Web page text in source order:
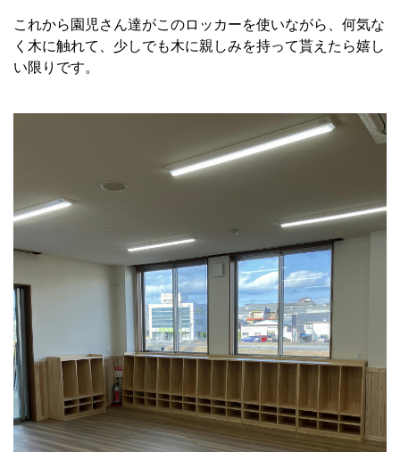
これから園児さん達がこのロッカーを使いながら、何気な
く木に触れて、少しでも木に親しみを持って貰えたら嬉し
い限りです。